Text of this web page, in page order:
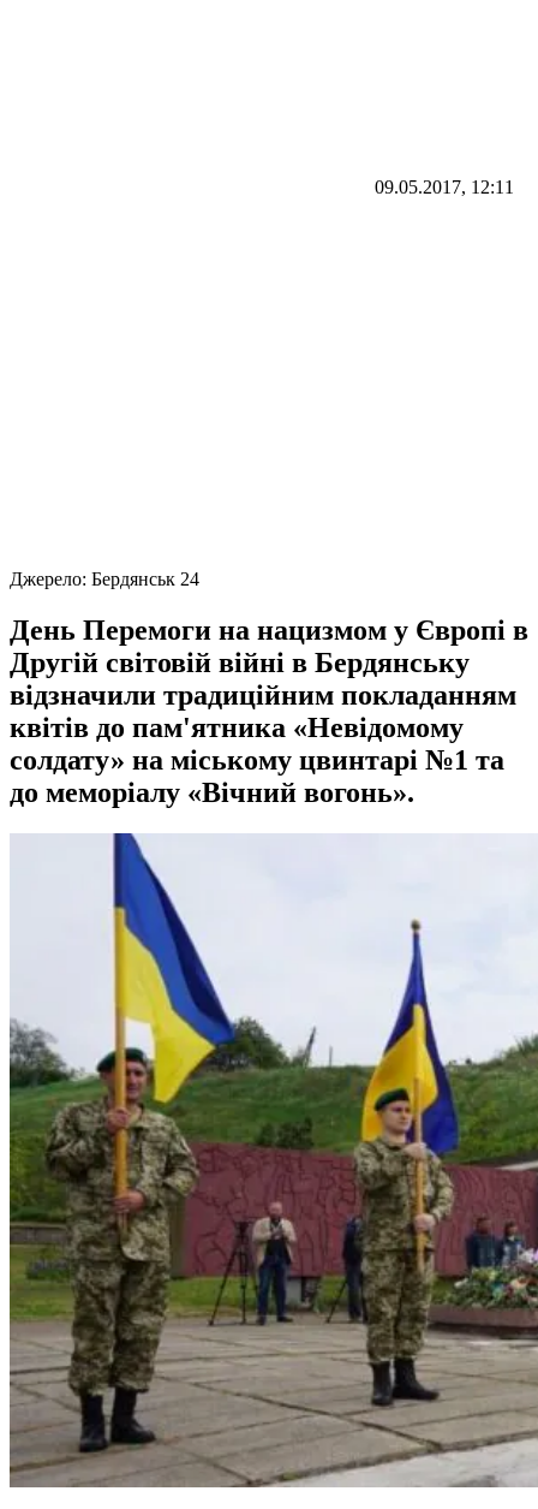
09.05.2017, 12:11
Джерело: Бердянськ 24
День Перемоги на нацизмом у Європі в
Другій світовій війні в Бердянську
відзначили традиційним покладанням
квітів до пам'ятника «Невідомому
солдату» на міському цвинтарі №1 та
до меморіалу «Вічний вогонь».